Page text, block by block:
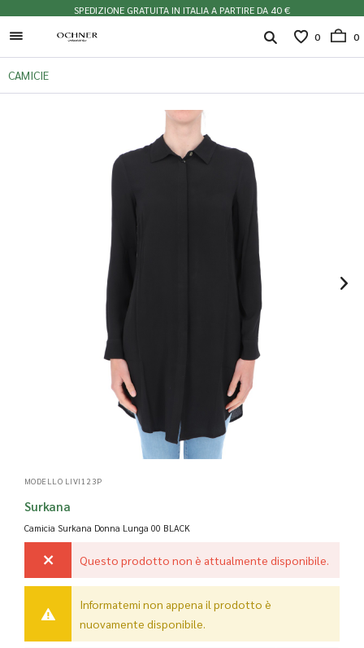
SPEDIZIONE GRATUITA IN ITALIA A PARTIRE DA 40 €
0 0
CAMICIE
MODELLO LIVI123P
Surkana
Camicia Surkana Donna Lunga 00 BLACK
Questo prodotto non è attualmente disponibile.
Informatemi non appena il prodotto è
nuovamente disponibile.